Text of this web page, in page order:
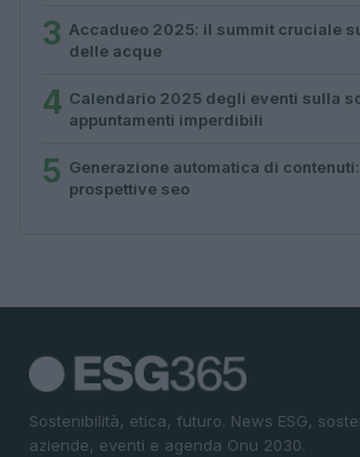
3 Accadueo 2025: il summit cruciale
delle acque
4 Calendario 2025 degli eventi sulla
appuntamenti imperdibili
5 Generazione automatica di
prospettive seo
Sostenibilità, etica, futuro. News ESG,
aziende, eventi e agenda Onu 2030.